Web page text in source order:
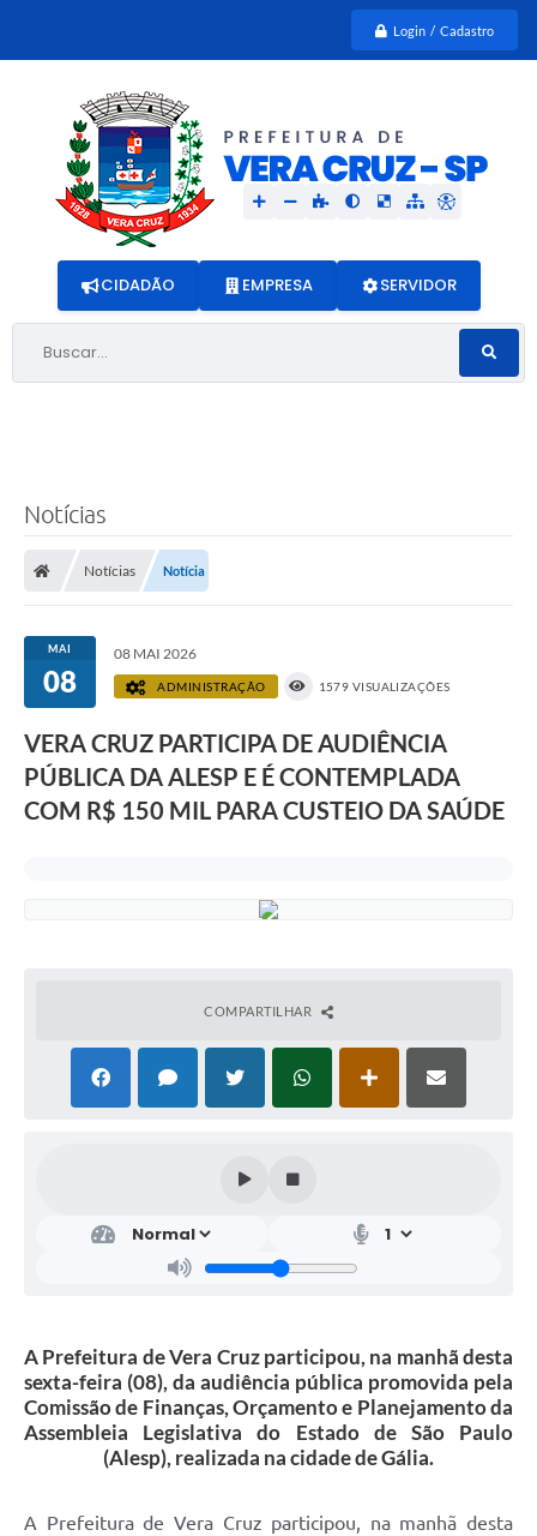
Login / Cadastro
Buscar...
CIDADÃO EMPRESA SERVIDOR
Notícias
Notícias Notícia
MAI
08
08 MAI 2026
ADMINISTRAÇÃO 1579 VISUALIZAÇÕES
VERA CRUZ PARTICIPA DE AUDIÊNCIA
PÚBLICA DA ALESP E É CONTEMPLADA
COM R$ 150 MIL PARA CUSTEIO DA SAÚDE
COMPARTILHAR
A Prefeitura de Vera Cruz participou, na manhã desta
sexta-feira (08), da audiência pública promovida pela
Comissão de Finanças, Orçamento e Planejamento da
Assembleia Legislativa do Estado de São Paulo
(Alesp), realizada na cidade de Gália.
A Prefeitura de Vera Cruz participou, na manhã desta